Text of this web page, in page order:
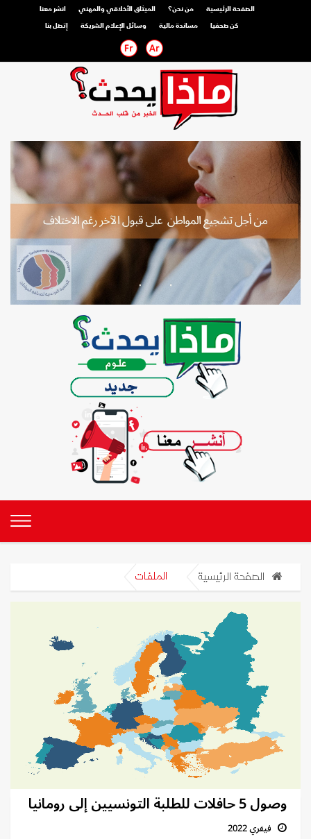
الصفحة الرئيسية من نحن؟ الميثاق الأخلاقي والمهني
انشر معنا
كن صحفيا
مساندة مالية وسائل الإعلام الشريكة إتصل بنا
الصفحة الرئيسية الملفات
وصول 5 حافلات للطلبة التونسيين إلى رومانيا
فيفري 2022